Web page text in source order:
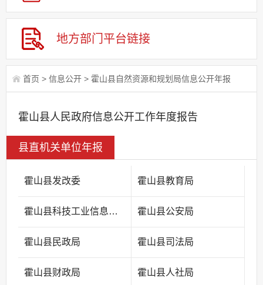
地方部门平台链接
首页 > 信息公开 > 霍山县自然资源和规划局信息公开年报
霍山县人民政府信息公开工作年度报告
县直机关单位年报
霍山县发改委 霍山县教育局
霍山县科技工业信息化局 霍山县公安局
霍山县民政局 霍山县司法局
霍山县财政局 霍山县人社局